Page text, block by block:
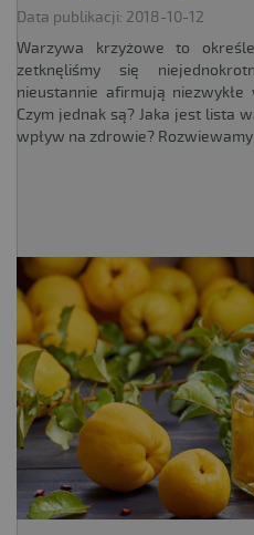
Data publikacji: 2018-10-12
Warzywa krzyżowe to
zetknęliśmy się
nieustannie afirmują
Czym jednak są? Jaka jest lista
wpływ na zdrowie?